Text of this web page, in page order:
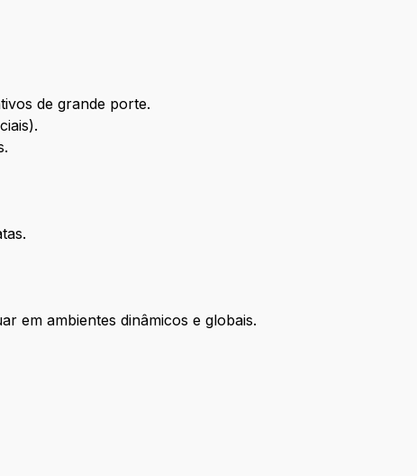
de grande porte.
em ambientes dinâmicos e globais.